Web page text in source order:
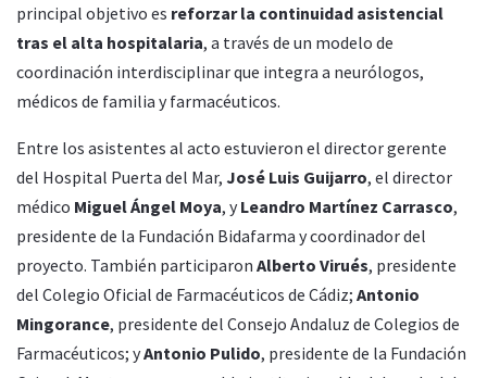
principal objetivo es reforzar la continuidad asistencial
tras el alta hospitalaria, a través de un modelo de
coordinación interdisciplinar que integra a neurólogos,
médicos de familia y farmacéuticos.
Entre los asistentes al acto estuvieron el director gerente
del Hospital Puerta del Mar, José Luis Guijarro, el director
médico Miguel Ángel Moya, yLeandro Martínez Carrasco,
presidente de la Fundación Bidafarma y coordinador del
proyecto. También participaron Alberto Virués, presidente
del Colegio Oficial de Farmacéuticos de Cádiz; Antonio
Mingorance, presidente del Consejo Andaluz de Colegios de
Farmacéuticos; yAntonio Pulido, presidente de la Fundación